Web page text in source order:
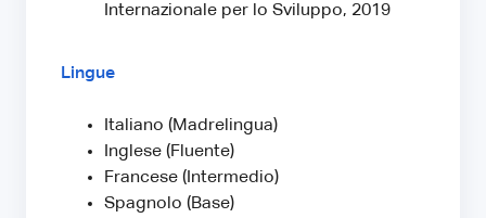
Internazionale per lo Sviluppo, 2019
Lingue
Italiano (Madrelingua)
Inglese (Fluente)
Francese (Intermedio)
Spagnolo (Base)